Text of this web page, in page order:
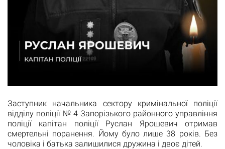
Заступник начальника сектору кримінальної поліції
відділу поліції № 4 Запорізького районного управління
поліції капітан поліції Руслан Ярошевич отримав
смертельні поранення. Йому було лише 38 років. Без
чоловіка і батька залишилися дружина і двоє дітей.